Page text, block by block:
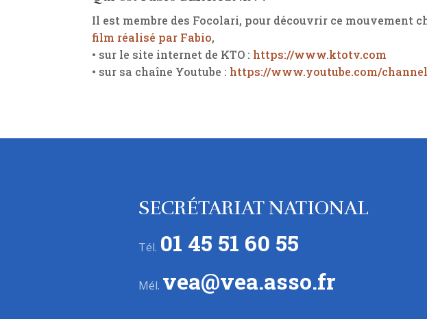
Il est membre des Focolari, pour découvrir ce mouvement
film réalisé par Fabio,
• sur le site internet de KTO : https://www.ktotv.com
• sur sa chaîne Youtube : https://www.youtube.com/
SECRÉTARIAT NATIONAL
Tél. 01 45 51 60 55
Mél. vea@vea.asso.fr